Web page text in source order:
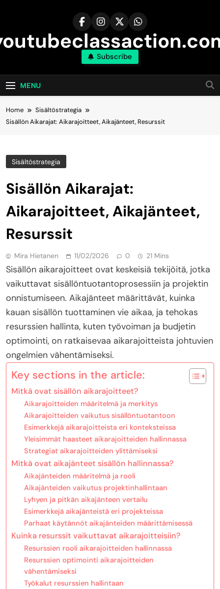
Subscribe
MENU
Home
Sisältöstrategia
Sisällön Aikarajat: Aikarajoitteet, Aikajänteet, Resurssit
Sisältöstrategia
Sisällön Aikarajat:
Aikarajoitteet, Aikajänteet,
Resurssit
Mira Hietanen 11/02/2026 0 21 Mins
Sisällön aikarajoitteet ovat keskeisiä tekijöitä, jotka
vaikuttavat sisällöntuotantoprosessiin ja projektin
onnistumiseen. Aikajänteet määrittävät, kuinka
kauan sisällön tuottaminen vie aikaa, ja tehokas
resurssien hallinta, kuten työvoiman ja budjetin
optimointi, on ratkaisevaa aikarajoitteista johtuvien
ongelmien vähentämiseksi.
Key sections in the article:
Mitkä ovat sisällön aikarajoitteet?
Aikarajoitteiden määritelmä ja merkitys
Aikarajoitteiden vaikutus sisällöntuotantoon
Esimerkkejä aikarajoitteista eri konteksteissa
Yleisimmät haasteet aikarajoitteiden hallinnassa
Strategiat aikarajoitteiden ylittämiseksi
Mitkä ovat aikajänteet sisällön hallinnassa?
Aikajänteiden määritelmä ja rooli
Aikajänteiden vaikutus projektinhallintaan
Lyhyen ja pitkän aikajänteen vertailu
Esimerkkejä aikajänteistä eri projekteissa
Parhaat käytännöt aikajänteiden määrittämisessä
Kuinka resurssit vaikuttavat aikarajoitteisiin?
Resurssien rooli aikarajoitteiden hallinnassa
Resurssien optimointi aikarajoitteiden
vähentämiseksi
Työkalut resurssien hallintaan